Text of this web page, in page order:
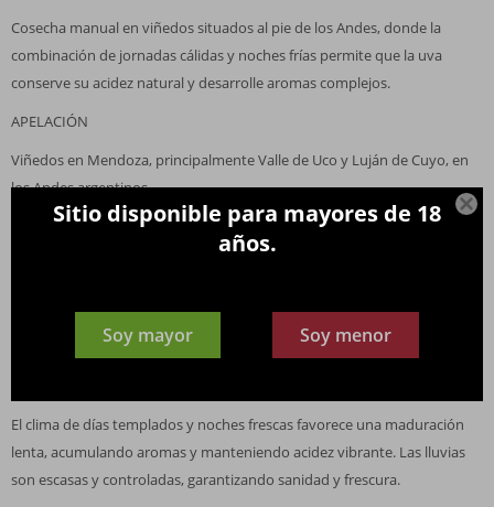

Sitio disponible para mayores de 18
años.
Soy mayor Soy menor
Cosecha manual en viñedos situados al pie de los Andes, donde la
combinación de jornadas cálidas y noches frías permite que la uva
conserve su acidez natural y desarrolle aromas complejos.
APELACIÓN
Viñedos en Mendoza, principalmente Valle de Uco y Luján de Cuyo, en
los Andes argentinos.
VIÑEDOS
uvas sanas, concentradas y de expresión frutal intensa.
El clima de días templados y noches frescas favorece una maduración
lenta, acumulando aromas y manteniendo acidez vibrante. Las lluvias
son escasas y controladas, garantizando sanidad y frescura.